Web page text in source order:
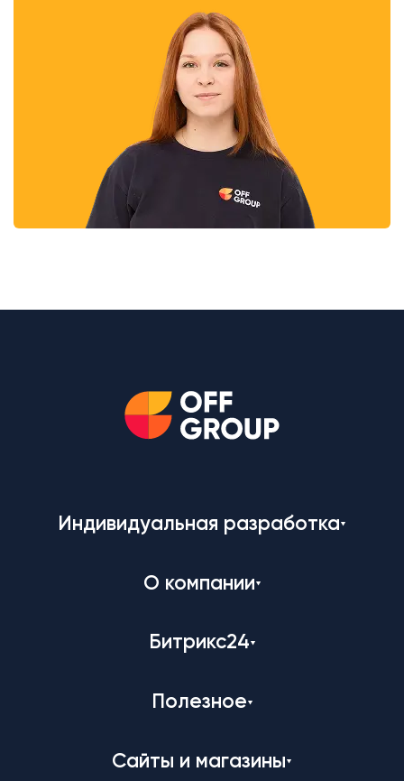
Индивидуальная разработка
О компании
Битрикс24
Полезное
Сайты и магазины